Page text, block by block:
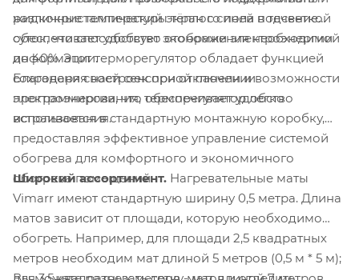
жидкокристаллический экран с синей подсветкой
обеспечивает удобство отображения необходимой
информации.
различные температуры тёплого пола в течение
суток, что способствует экономии электроэнергии
до 40%. Этот терморегулятор обладает функцией
сохранения настроек при отключении
электроэнергии, что обеспечивает удобство
использования.
Благодаря своей сенсорной панели и возможности
программирования, терморегулятор легко
встраивается в стандартную монтажную коробку,
предоставляя эффективное управление системой
обогрева для комфортного и экономичного
обогрева помещений.
Широкий ассортимент. Нагревательные маты
Vimarr имеют стандартную ширину 0,5 метра. Длина
матов зависит от площади, которую необходимо
обогреть. Например, для площади 2,5 квадратных
метров необходим мат длиной 5 метров (0,5 м * 5 м);